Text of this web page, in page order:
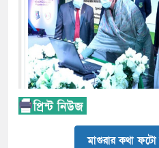
মাগুরার কথা